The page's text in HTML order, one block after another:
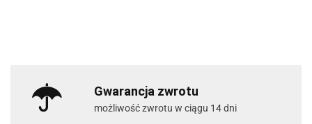
Gwarancja zwrotu
możliwość zwrotu w ciągu 14 dni